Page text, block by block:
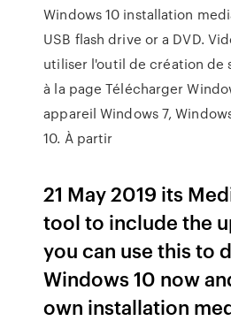
Windows 10 installation
USB flash drive or a DVD.
utiliser l'outil de création de
à la page Télécharger
appareil Windows 7,
10. À partir
21 May 2019 its
tool to include the
you can use this to
Windows 10 now
own installation